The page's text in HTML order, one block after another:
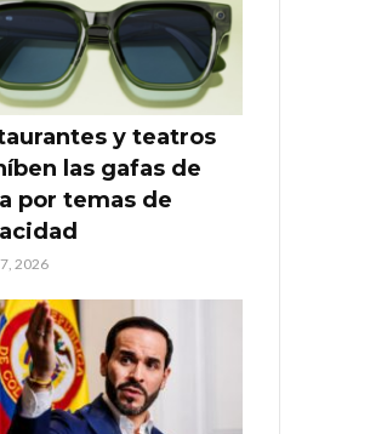
y teatros
las gafas de
por temas de
2026